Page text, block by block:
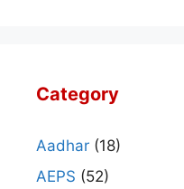
Category
Aadhar (18)
AEPS (52)